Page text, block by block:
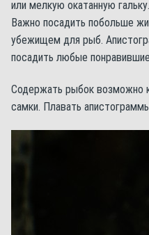
или мелкую окатанную
Важно посадить побольше
убежищем для рыб.
посадить любые
Содержать рыбок возможно
самки. Плавать